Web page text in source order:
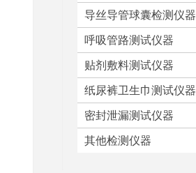
导丝导管球囊检测仪器
呼吸管路测试仪器
贴剂敷料测试仪器
纸尿裤卫生巾测试仪器
密封泄漏测试仪器
其他检测仪器